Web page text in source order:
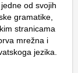
od svojih
gramatike,
stranicama
mrežna i
jezika.